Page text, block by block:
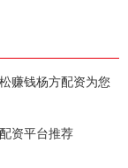
赚钱杨方配资为您
资平台推荐